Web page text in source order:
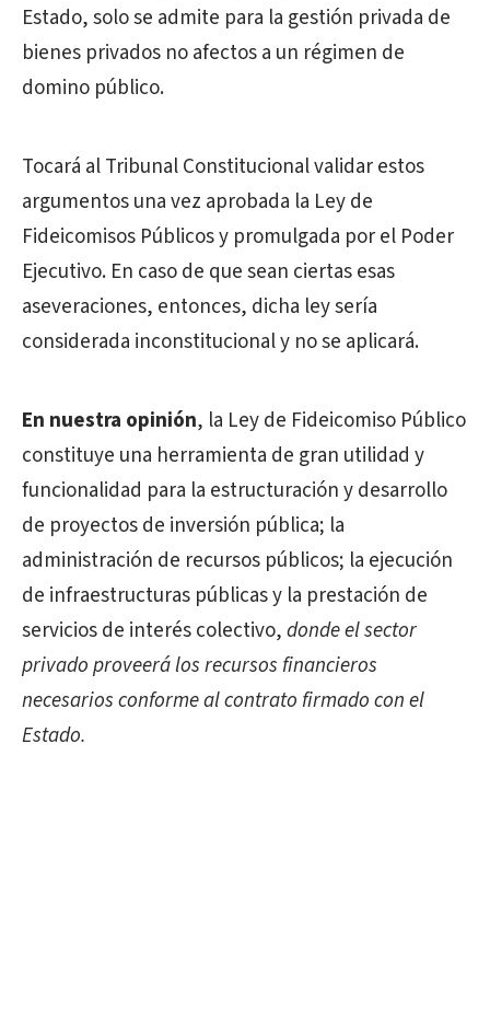
Estado, solo se admite para la gestión privada de
bienes privados no afectos a un régimen de
domino público.
Tocará al Tribunal Constitucional validar estos
argumentos una vez aprobada la Ley de
Fideicomisos Públicos y promulgada por el Poder
Ejecutivo. En caso de que sean ciertas esas
aseveraciones, entonces, dicha ley sería
considerada inconstitucional y no se aplicará.
En nuestra opinión, la Ley de Fideicomiso Público
constituye una herramienta de gran utilidad y
funcionalidad para la estructuración y desarrollo
de proyectos de inversión pública; la
administración de recursos públicos; la ejecución
de infraestructuras públicas y la prestación de
servicios de interés colectivo,donde el sector
privado proveerá los recursos financieros
necesarios conforme al contrato firmado con el
Estado.